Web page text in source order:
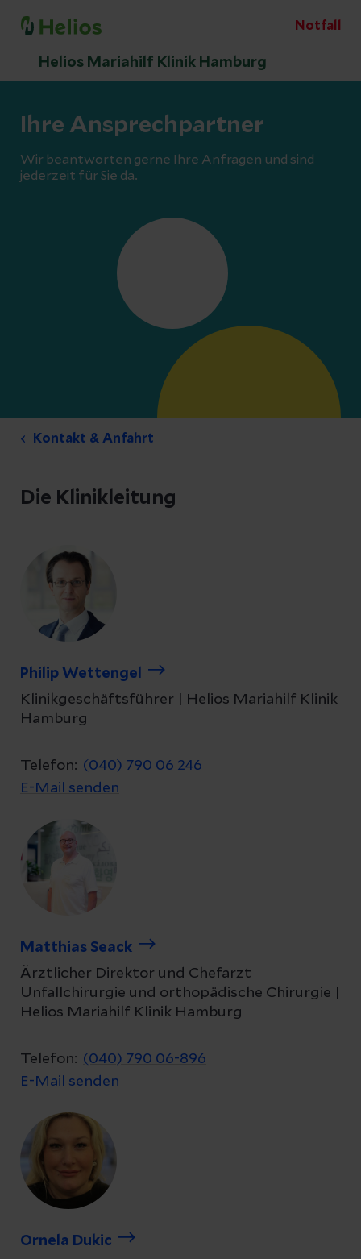
Notfall
Helios Mariahilf Klinik Hamburg
Ihre Ansprechpartner
Wir beantworten gerne Ihre Anfragen und sind
jederzeit für Sie da.
Kontakt & Anfahrt
Die Klinikleitung
Philip Wettengel
Klinikgeschäftsführer | Helios Mariahilf Klinik
Hamburg
Telefon: (040) 790 06 246
E-Mail senden
Matthias Seack
Ärztlicher Direktor und Chefarzt
Unfallchirurgie und orthopädische Chirurgie |
Helios Mariahilf Klinik Hamburg
Telefon: (040) 790 06-896
E-Mail senden
Ornela Dukic